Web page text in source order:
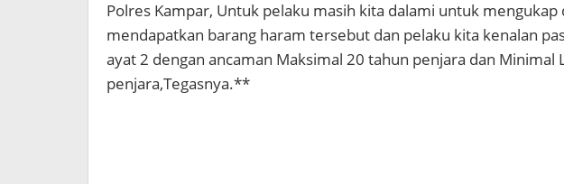
Polres Kampar, Untuk pelaku masih kita dalami untuk mengukap
mendapatkan barang haram tersebut dan pelaku kita kenalan
ayat 2 dengan ancaman Maksimal 20 tahun penjara dan Minimal
penjara,Tegasnya.**